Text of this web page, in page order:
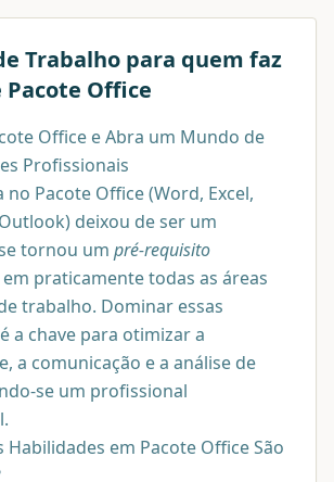
Trabalho para quem faz
Pacote Office
Office e Abra um Mundo de
Profissionais
Pacote Office (Word, Excel,
deixou de ser um
tornou um pré-requisito
praticamente todas as áreas
trabalho. Dominar essas
a chave para otimizar a
a comunicação e a análise de
se um profissional
Habilidades em Pacote Office São